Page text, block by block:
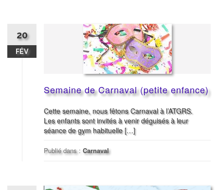
20
FÉV
Semaine de Carnaval (petite enfance)
Cette semaine, nous fêtons Carnaval à l’ATGRS.
Les enfants sont invités à venir déguisés à leur
séance de gym habituelle […]
Publié dans : Carnaval